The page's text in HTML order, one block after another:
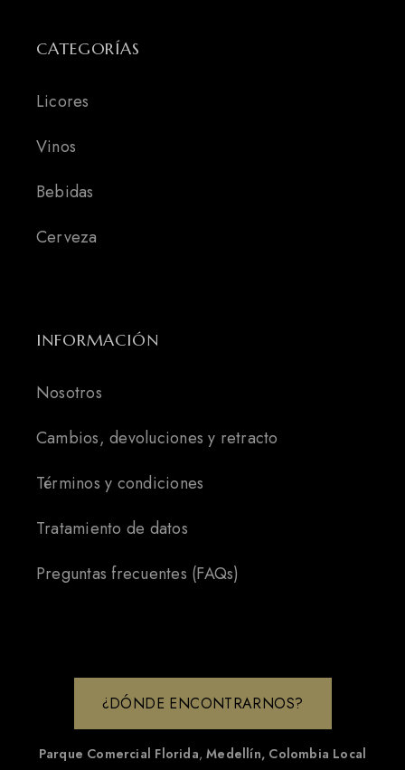
CATEGORÍAS
Licores
Vinos
Bebidas
Cerveza
INFORMACIÓN
Nosotros
Cambios, devoluciones y retracto
Términos y condiciones
Tratamiento de datos
Preguntas frecuentes (FAQs)
¿DÓNDE ENCONTRARNOS?
Parque Comercial Florida,Medellín, Colombia Local